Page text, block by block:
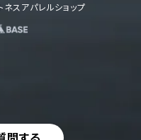
ネスアパレルショップ